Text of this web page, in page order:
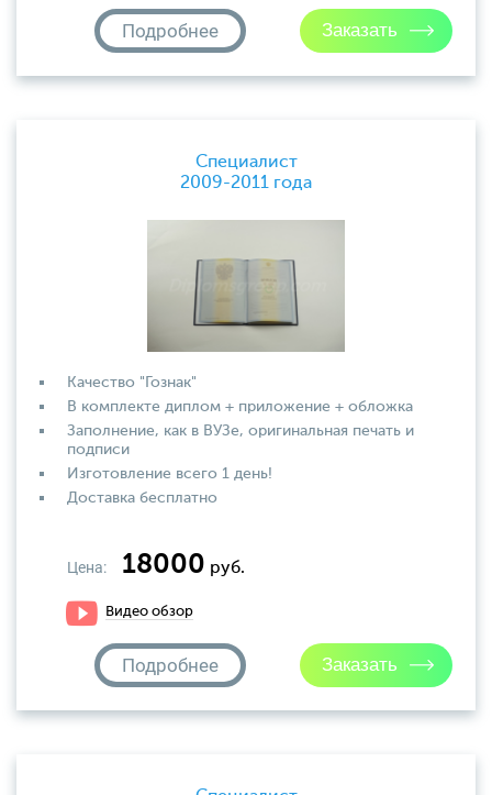
Подробнее
Специалист
2009-2011 года
Качество "Гознак"
В комплекте диплом + приложение + обложка
Заполнение, как в ВУЗе, оригинальная печать и
подписи
Изготовление всего 1 день!
Доставка бесплатно
Цена: 18000 руб.
Видео обзор
Подробнее